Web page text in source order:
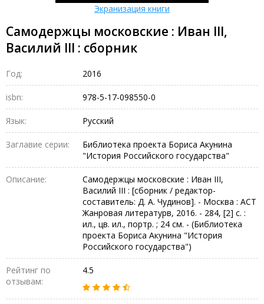
Экранизация книги
Самодержцы московские : Иван III,
Василий III : сборник
Год: 2016
isbn: 978-5-17-098550-0
Язык: Русский
Заглавие серии:
Библиотека проекта Бориса Акунина
"История Российского государства"
Описание:
Самодержцы московские : Иван III,
Василий III : [сборник / редактор-
составитель: Д. А. Чудинов]. - Москва : АСТ
Жанровая литературв, 2016. - 284, [2] c. :
ил., цв. ил., портр. ; 24 см. - (Библиотека
проекта Бориса Акунина "История
Российского государства")
Рейтинг по
отзывам:
4.5